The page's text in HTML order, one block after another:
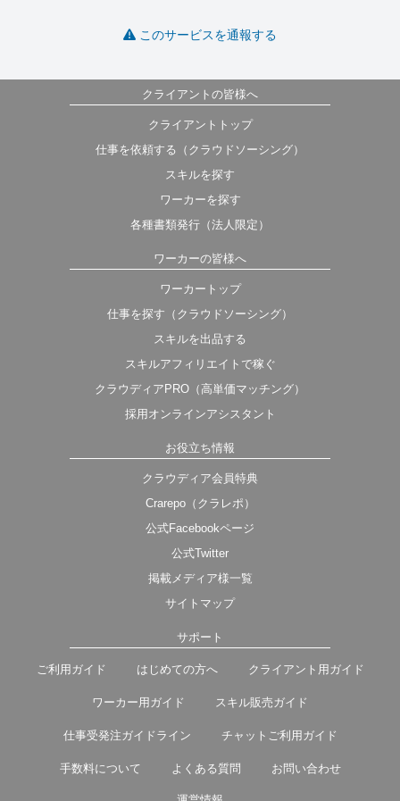
このサービスを通報する
クライアントの皆様へ
クライアントトップ
仕事を依頼する（クラウドソーシング）
スキルを探す
ワーカーを探す
各種書類発行（法人限定）
ワーカーの皆様へ
ワーカートップ
仕事を探す（クラウドソーシング）
スキルを出品する
スキルアフィリエイトで稼ぐ
クラウディアPRO（高単価マッチング）
採用オンラインアシスタント
お役立ち情報
クラウディア会員特典
Crarepo（クラレポ）
公式Facebookページ
公式Twitter
掲載メディア様一覧
サイトマップ
サポート
ご利用ガイド はじめての方へ クライアント用ガイド
ワーカー用ガイド スキル販売ガイド
仕事受発注ガイドライン チャットご利用ガイド
手数料について よくある質問 お問い合わせ